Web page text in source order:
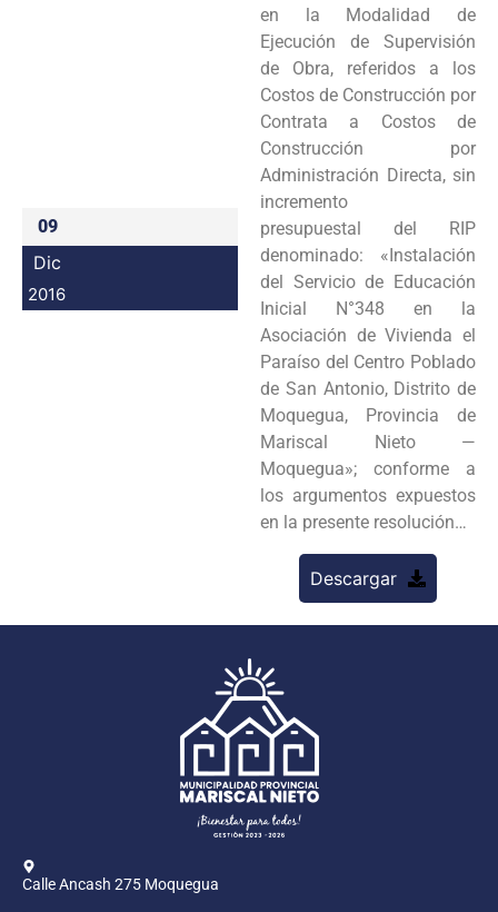
Programas
Intranet
09
Dic
2016
en la Modalidad de
Ejecución de Supervisión
de Obra, referidos a los
Costos de Construcción por
Contrata a Costos de
Construcción por
Administración Directa, sin
incremento
presupuestal del RIP
denominado: «Instalación
del Servicio de Educación
Inicial N°348 en la
Asociación de Vivienda el
Paraíso del Centro Poblado
de San Antonio, Distrito de
Moquegua, Provincia de
Mariscal Nieto —
Moquegua»; conforme a
los argumentos expuestos
en la presente resolución…
Descargar
Calle Ancash 275 Moquegua